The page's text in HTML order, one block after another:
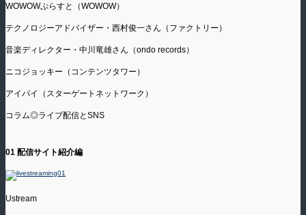
WOWOWぷらすと（WOWOW）
テクノロジーアドバイザー・西村俊一さん（ファクトリー）
音楽ディレクター・中川竜雄さん（ondo records）
ニコジョッキー（コンテンツタワー）
アイパイ（スターゲートネットワーク）
コラム◎ライブ配信とSNS
01 配信サイト紹介編
Ustream